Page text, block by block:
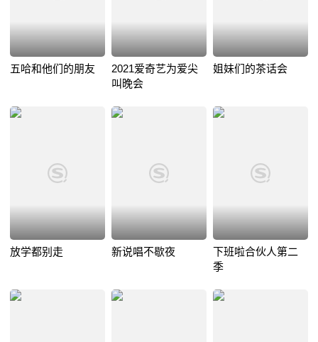
五哈和他们的朋友
2021爱奇艺为爱尖
叫晚会
姐妹们的茶话会
放学都别走 新说唱不歇夜
下班啦合伙人第二
季